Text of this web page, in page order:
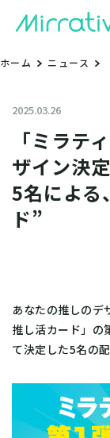
ホーム ニュース
2025.03.26
「ミラテ
ザイン決
5名による
ド”
あなたの推しのデ
推し活カード」の
て決定した5名の